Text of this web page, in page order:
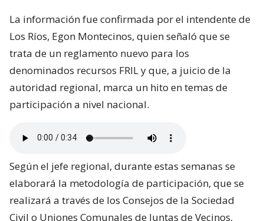
La información fue confirmada por el intendente de
Los Ríos, Egon Montecinos, quien señaló que se
trata de un reglamento nuevo para los
denominados recursos FRIL y que, a juicio de la
autoridad regional, marca un hito en temas de
participación a nivel nacional.
Según el jefe regional, durante estas semanas se
elaborará la metodología de participación, que se
realizará a través de los Consejos de la Sociedad
Civil o Uniones Comunales de Juntas de Vecinos,